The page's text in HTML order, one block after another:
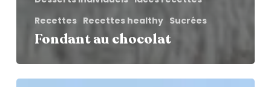
Recettes Recettes healthy Sucrées
Fondant au chocolat